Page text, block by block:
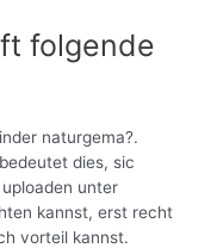
folgende
naturgema?.
dies, sic
unter
kannst, erst recht
vorteil kannst.